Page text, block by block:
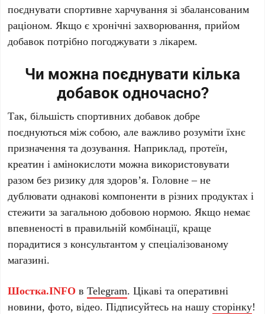
поєднувати спортивне харчування зі збалансованим
раціоном. Якщо є хронічні захворювання, прийом
добавок потрібно погоджувати з лікарем.
Чи можна поєднувати кілька
добавок одночасно?
Так, більшість спортивних добавок добре
поєднуються між собою, але важливо розуміти їхнє
призначення та дозування. Наприклад, протеїн,
креатин і амінокислоти можна використовувати
разом без ризику для здоров’я. Головне – не
дублювати однакові компоненти в різних продуктах і
стежити за загальною добовою нормою. Якщо немає
впевненості в правильній комбінації, краще
порадитися з консультантом у спеціалізованому
магазині.
Шостка.INFO вTelegram. Цікаві та оперативні
новини, фото, відео. Підписуйтесь на нашусторінку!